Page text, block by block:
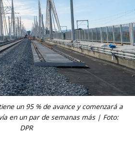
un 95 % de avance y comenzará a
en un par de semanas más | Foto:
DPR